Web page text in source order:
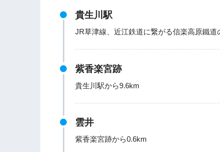
貴生川駅
JR草津線、近江鉄道に繋がる信楽高原鐵道
紫香楽宮跡
貴生川駅から9.6km
雲井
紫香楽宮跡から0.6km